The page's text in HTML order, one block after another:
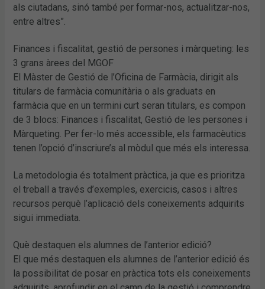
als ciutadans, sinó també per formar-nos, actualitzar-nos,
entre altres”.
Finances i fiscalitat, gestió de persones i màrqueting: les
3 grans àrees del MGOF
El Màster de Gestió de l’Oficina de Farmàcia, dirigit als
titulars de farmàcia comunitària o als graduats en
farmàcia que en un termini curt seran titulars, es compon
de 3 blocs: Finances i fiscalitat, Gestió de les persones i
Màrqueting. Per fer-lo més accessible, els farmacèutics
tenen l’opció d’inscriure’s al mòdul que més els interessa.
La metodologia és totalment pràctica, ja que es prioritza
el treball a través d’exemples, exercicis, casos i altres
recursos perquè l’aplicació dels coneixements adquirits
sigui immediata.
Què destaquen els alumnes de l’anterior edició?
El que més destaquen els alumnes de l’anterior edició és
la possibilitat de posar en pràctica tots els coneixements